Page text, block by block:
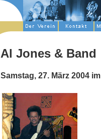
Al Jones & Band
Samstag, 27. März 2004 im